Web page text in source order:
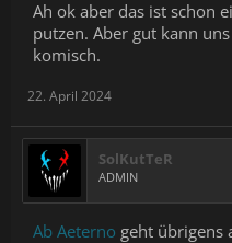
Ah ok aber das ist schon
putzen. Aber gut kann
komisch.
22. April 2024
SolKutTeR
ADMIN
Ab Aeterno geht übrigens